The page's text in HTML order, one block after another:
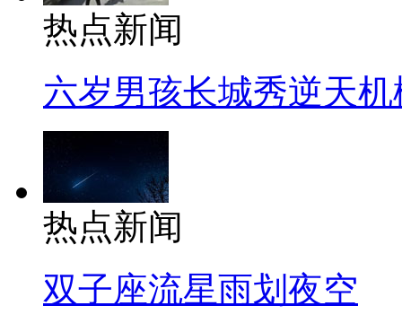
热点新闻
六岁男孩长城秀逆天机
热点新闻
双子座流星雨划夜空